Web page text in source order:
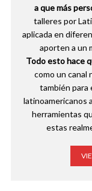
a que más
talleres por
aplicada en
aporten a un
Todo esto hace
como un canal
también para
latinoamericanos
herramientas
estas